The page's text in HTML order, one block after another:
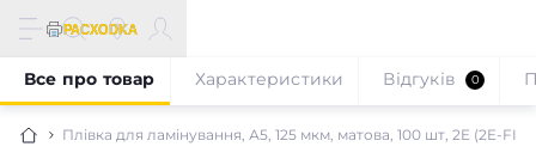
Плівка для ламінування, А5, 125 мкм, матова, 100 шт, 2E (2E-
Все про товар Характеристики Відгуків 0